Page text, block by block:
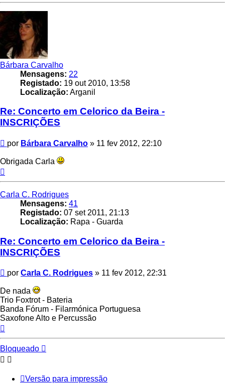
Bárbara Carvalho
Mensagens: 22
Registado: 19 out 2010, 13:58
Localização: Arganil
Re: Concerto em Celorico da Beira -
INSCRIÇÕES
Mensagem
por Bárbara Carvalho » 11 fev 2012, 22:10
Obrigada Carla
Carla C. Rodrigues
Mensagens: 41
Registado: 07 set 2011, 21:13
Localização: Rapa - Guarda
Re: Concerto em Celorico da Beira -
INSCRIÇÕES
Mensagem
por Carla C. Rodrigues » 11 fev 2012, 22:31
De nada
Trio Foxtrot - Bateria
Banda Fórum - Filarmónica Portuguesa
Saxofone Alto e Percussão
Bloqueado
Versão para impressão